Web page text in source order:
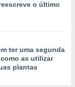
o último
ter uma segunda
as utilizar
plantas